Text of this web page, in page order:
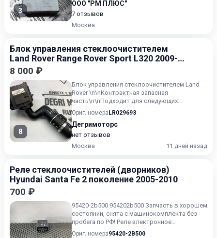
3
ООО "РМ ПЛЮС"
7 отзывов
Москва
Блок управления стеклоочистителем
Land Rover Range Rover Sport L320 2009-
2013
8 000 ₽
8
Блок управления стеклоочистителем Land
Rover \n\nКонтрактная запасная
часть\n\nПодходит для следующих
моделей:\nLand Rover Discovery 4 покол...
Ориг. номера LR029693
Дегримоторс
нет отзывов
Москва
11 дней назад
Реле стеклоочистителей (дворников)
Hyundai Santa Fe 2 поколение 2005-2010
700 ₽
95420-2b500 954202b500 Запчасть в хорошем
состоянии, снята с машинокомплекта без
пробега по РФ! Реле электронное
многофункциональное, стекл...
Ориг. номера95420-2B500